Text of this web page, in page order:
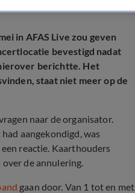
in AFAS Live zou geven
bevestigd nadat
berichtte. Het
staat niet meer op de
naar de organisator.
aangekondigd, was
reactie. Kaarthouders
de annulering.
gaan door. Van 1 tot en met